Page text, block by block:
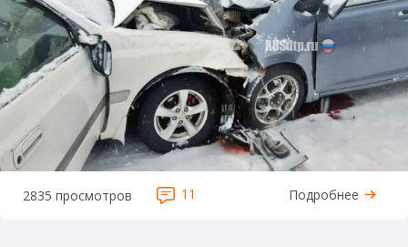
2835 просмотров 11 Подробнее